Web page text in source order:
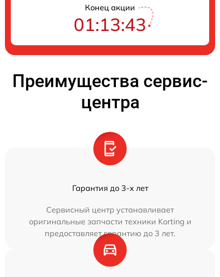
Конец акции
01:13:43
Преимущества сервис-
центра
Гарантия до 3-х лет
Сервисный центр устанавливает
оригинальные запчасти техники Korting и
предоставляет гарантию до 3 лет.